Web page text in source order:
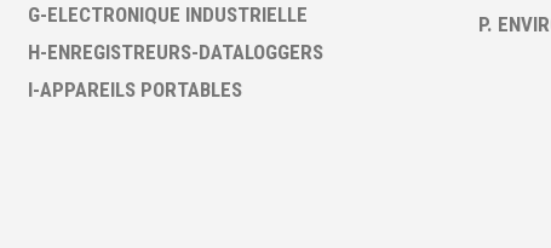
G-ELECTRONIQUE INDUSTRIELLE
H-ENREGISTREURS-DATALOGGERS
I-APPAREILS PORTABLES
P.